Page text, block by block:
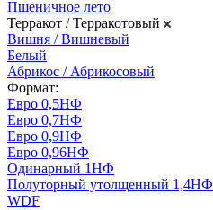
Пшеничное лето
Терракот / Терракотовый
Вишня / Вишневый
Белый
Абрикос / Абрикосовый
Формат:
Евро 0,5НФ
Евро 0,7НФ
Евро 0,9НФ
Евро 0,96НФ
Одинарный 1НФ
Полуторный утолщенный 1,4НФ
WDF